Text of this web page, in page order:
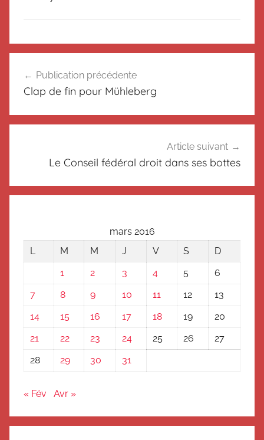
N
c
l
de
Publication précédente
Clap de fin pour Mühleberg
Article suivant
Le Conseil fédéral droit dans ses bottes
mars 2016
L
M M J V S
D
1
2 3 4 5
6
7
8 9 10 11 12
13
14
15 16 17 18 19
20
21
22 23 24 25 26
27
28
29 30 31
« Fév Avr »